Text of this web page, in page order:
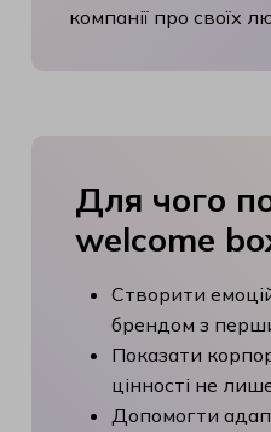
компанії про своїх
Для чого
welcome
Створити
брендом з
Показати
цінності не
Допомогти